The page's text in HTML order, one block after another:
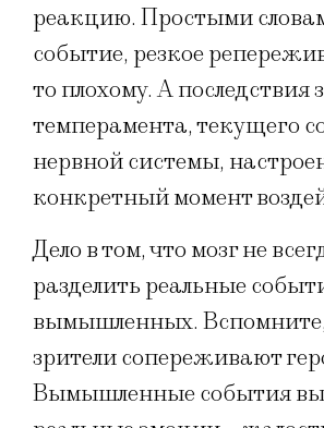
реакцию. Простыми
событие, резкое
то плохому. А последствия
темперамента, текущего
нервной системы,
конкретный момент
Дело в том, что мозг не
разделить реальные
вымышленных.
зрители сопереживают
Вымышленные события